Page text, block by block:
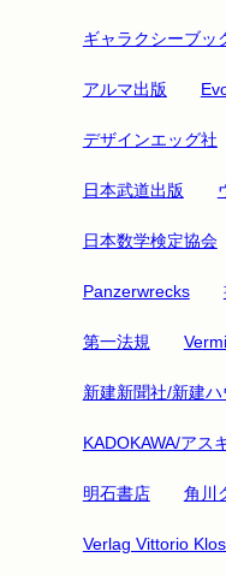
ギャラクシーブッ
アルマ出版
デザインエッグ社
日本武道出版
日本数学検定協会
Panzerwrecks
第一法規
新建新聞社/新建
KADOKAWA/アス
明石書店 角川
Verlag Vittorio